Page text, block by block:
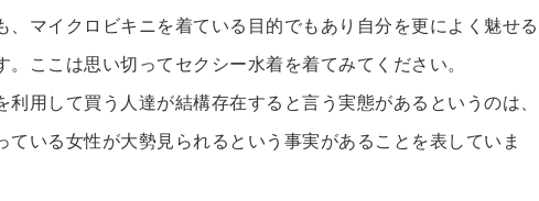
マイクロビキニを着ている目的でもあり自分を更によく魅せる
ここは思い切ってセクシー水着を着てみてください。
用して買う人達が結構存在すると言う実態があるというのは、
いる女性が大勢見られるという事実があることを表していま